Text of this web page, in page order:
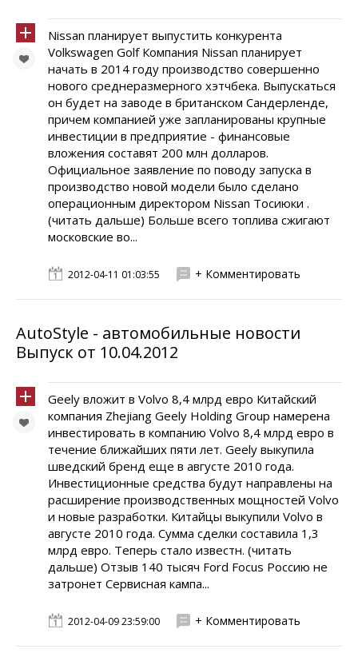
Nissan планирует выпустить конкурента
Volkswagen Golf Компания Nissan планирует
начать в 2014 году производство совершенно
нового среднеразмерного хэтчбека. Выпускаться
он будет на заводе в британском Сандерленде,
причем компанией уже запланированы крупные
инвестиции в предприятие - финансовые
вложения составят 200 млн долларов.
Официальное заявление по поводу запуска в
производство новой модели было сделано
операционным директором Nissan Тосиюки .
(читать дальше) Больше всего топлива сжигают
московские во...
2012-04-11 01:03:55 + Комментировать
AutoStyle - автомобильные новости
Выпуск от 10.04.2012
Geely вложит в Volvo 8,4 млрд евро Китайский
компания Zhejiang Geely Holding Group намерена
инвестировать в компанию Volvo 8,4 млрд евро в
течение ближайших пяти лет. Geely выкупила
шведский бренд еще в августе 2010 года.
Инвестиционные средства будут направлены на
расширение производственных мощностей Volvo
и новые разработки. Китайцы выкупили Volvo в
августе 2010 года. Сумма сделки составила 1,3
млрд евро. Теперь стало известн. (читать
дальше) Отзыв 140 тысяч Ford Focus Россию не
затронет Сервисная кампа...
2012-04-09 23:59:00 + Комментировать